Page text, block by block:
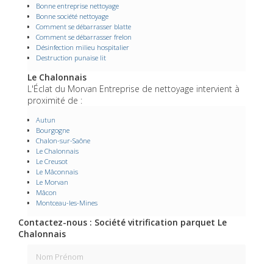
Bonne entreprise nettoyage
Bonne société nettoyage
Comment se débarrasser blatte
Comment se débarrasser frelon
Désinfection milieu hospitalier
Destruction punaise lit
Le Chalonnais
L'Éclat du Morvan Entreprise de nettoyage intervient à
proximité de :
Autun
Bourgogne
Chalon-sur-Saône
Le Chalonnais
Le Creusot
Le Mâconnais
Le Morvan
Mâcon
Montceau-les-Mines
Contactez-nous : Société vitrification parquet Le
Chalonnais